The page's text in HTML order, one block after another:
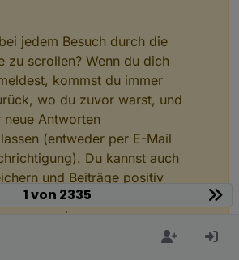
jedem Besuch durch die
zu scrollen? Wenn du dich
kommst du immer
wo du zuvor warst, und
Antworten
(entweder per E-Mail
Du kannst auch
und Beiträge positiv
Community-Mitgliedern
zu zeigen.
1 von 2335